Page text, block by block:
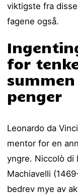
viktigste fra
fagene også.
for
penger
Leonardo da
mentor for en
yngre. Niccolò di
Machiavelli
bedrev mye av